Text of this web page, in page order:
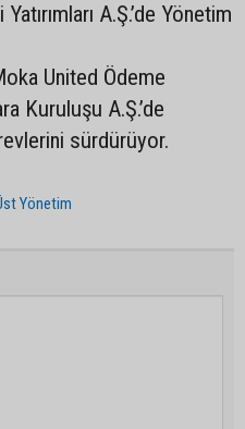
A.Ş.’de Yönetim
United Ödeme
Kuruluşu A.Ş.’de
sürdürüyor.
Yönetim